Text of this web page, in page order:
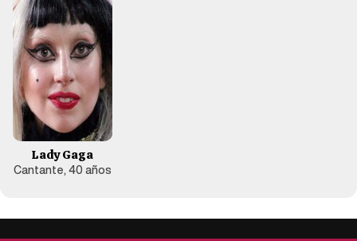
Lady Gaga
Cantante, 40 años